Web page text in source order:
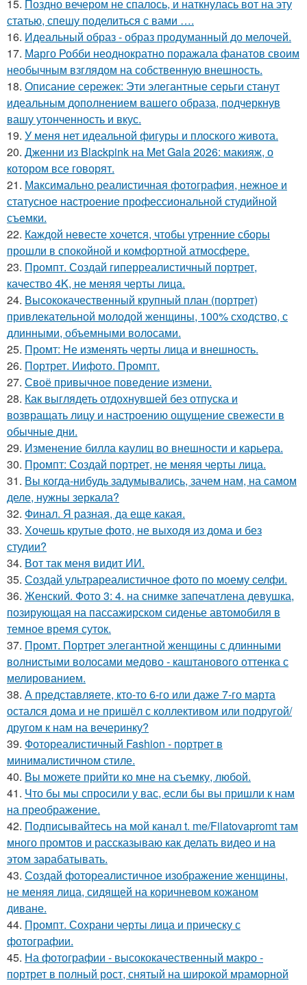
15. Поздно вечером не спалось, и наткнулась вот на эту
статью, спешу поделиться с вами ….
16. Идеальный образ - образ продуманный до мелочей.
17. Марго Робби неоднократно поражала фанатов своим
необычным взглядом на собственную внешность.
18. Описание сережек: Эти элегантные серьги станут
идеальным дополнением вашего образа, подчеркнув
вашу утонченность и вкус.
19. У меня нет идеальной фигуры и плоского живота.
20. Дженни из Blackpink на Met Gala 2026: макияж, о
котором все говорят.
21. Максимально реалистичная фотография, нежное и
статусное настроение профессиональной студийной
съемки.
22. Каждой невесте хочется, чтобы утренние сборы
прошли в спокойной и комфортной атмосфере.
23. Промпт. Создай гиперреалистичный портрет,
качество 4K, не меняя черты лица.
24. Высококачественный крупный план (портрет)
привлекательной молодой женщины, 100% сходство, с
длинными, объемными волосами.
25. Промт: Не изменять черты лица и внешность.
26. Портрет. Иифото. Промпт.
27. Своё привычное поведение измени.
28. Как выглядеть отдохнувшей без отпуска и
возвращать лицу и настроению ощущение свежести в
обычные дни.
29. Изменение билла каулиц во внешности и карьера.
30. Промпт: Создай портрет, не меняя черты лица.
31. Вы когда-нибудь задумывались, зачем нам, на самом
деле, нужны зеркала?
32. Финал. Я разная, да еще какая.
33. Хочешь крутые фото, не выходя из дома и без
студии?
34. Вот так меня видит ИИ.
35. Создай ультрареалистичное фото по моему селфи.
36. Женский. Фото 3: 4. на снимке запечатлена девушка,
позирующая на пассажирском сиденье автомобиля в
темное время суток.
37. Промт. Портрет элегантной женщины с длинными
волнистыми волосами медово - каштанового оттенка с
мелированием.
38. А представляете, кто-то 6-го или даже 7-го марта
остался дома и не пришёл с коллективом или подругой/
другом к нам на вечеринку?
39. Фотореалистичный Fashion - портрет в
минималистичном стиле.
40. Вы можете прийти ко мне на съемку, любой.
41. Что бы мы спросили у вас, если бы вы пришли к нам
на преображение.
42. Подписывайтесь на мой канал t. me/Filatovapromt там
много промтов и рассказываю как делать видео и на
этом зарабатывать.
43. Создай фотореалистичное изображение женщины,
не меняя лица, сидящей на коричневом кожаном
диване.
44. Промпт. Сохрани черты лица и прическу с
фотографии.
45. На фотографии - высококачественный макро -
портрет в полный рост, снятый на широкой мраморной